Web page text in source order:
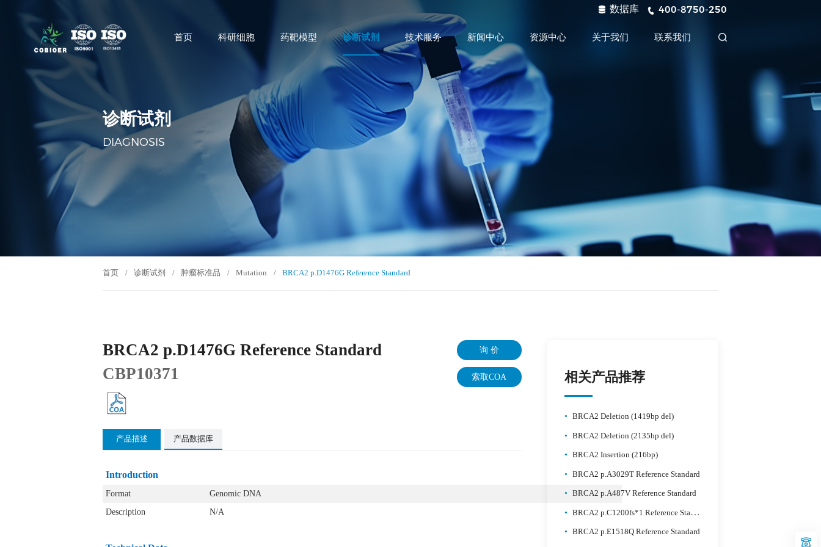
数据库 400-8750-250
首页 科研细胞 药靶模型 诊断试剂 技术服务 新闻中心 资源中心 关于我们 联系我们
诊断试剂
DIAGNOSIS
首页 / 诊断试剂 / 肿瘤标准品 / Mutation / BRCA2 p.D1476G Reference Standard
BRCA2 p.D1476G Reference Standard
CBP10371
询 价
索取COA
产品描述 产品数据库
Introduction
Format
Genomic DNA
Description
N/A
相关产品推荐
• BRCA2 Deletion (1419bp del)
• BRCA2 Deletion (2135bp del)
• BRCA2 Insertion (216bp)
• BRCA2 p.A3029T Reference Standard
• BRCA2 p.A487V Reference Standard
• BRCA2 p.C1200fs*1 Reference Standard
• BRCA2 p.E1518Q Reference Standard